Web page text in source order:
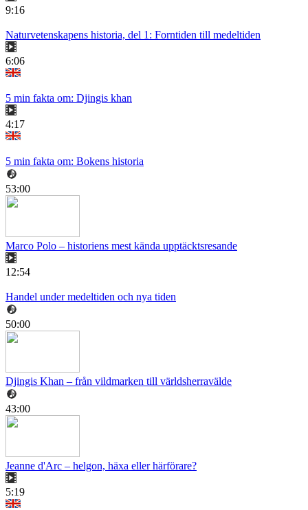
9:16
Naturvetenskapens historia, del 1: Forntiden till medeltiden
6:06
5 min fakta om: Djingis khan
4:17
5 min fakta om: Bokens historia
53:00
Marco Polo – historiens mest kända upptäcktsresande
12:54
Handel under medeltiden och nya tiden
50:00
Djingis Khan – från vildmarken till världsherravälde
43:00
Jeanne d'Arc – helgon, häxa eller härförare?
5:19